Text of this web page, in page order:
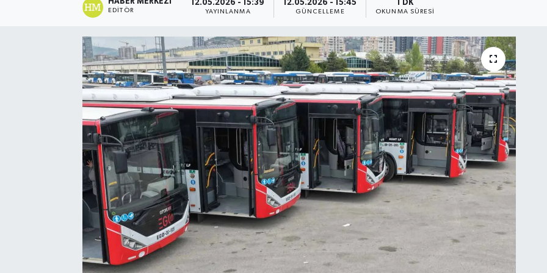
EDITÖR
12.05.2026 - 15:39
YAYINLANMA
12.05.2026 - 15:45
GÜNCELLEME
1 DK
OKUNMA SÜRESI